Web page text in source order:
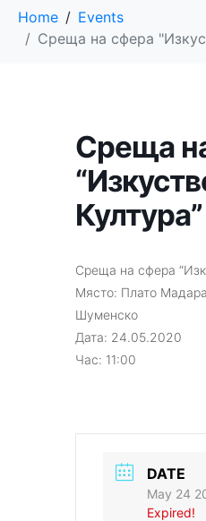
Home
Events
Среща на сфера
Среща
Култура”
Среща на сфера
Място: Плато
Шуменско
Дата: 24.05.2020
Час: 11:00
DATE
May 24
Expired!